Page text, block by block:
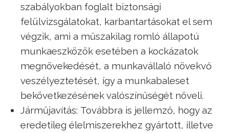
szabályokban foglalt biztonsági
felülvizsgálatokat, karbantartásokat el sem
végzik, ami a műszakilag romló állapotú
munkaeszközök esetében a kockázatok
megnövekedését, a munkavállaló növekvő
veszélyeztetését, így a munkabaleset
bekövetkezésének valószínűségét növeli.
Járműjavítás: Továbbra is jellemző, hogy az
eredetileg élelmiszerekhez gyártott, illetve